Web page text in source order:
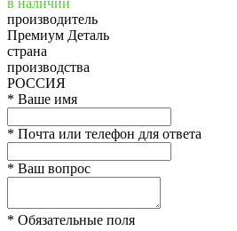
производитель
Премиум Деталь
страна
производства
РОССИЯ
* Ваше имя
* Почта или телефон для ответа
* Ваш вопрос
* Обязательные поля